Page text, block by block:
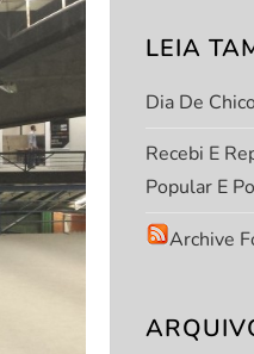
LEIA
Dia De
Recebi E
Popular E
Archive